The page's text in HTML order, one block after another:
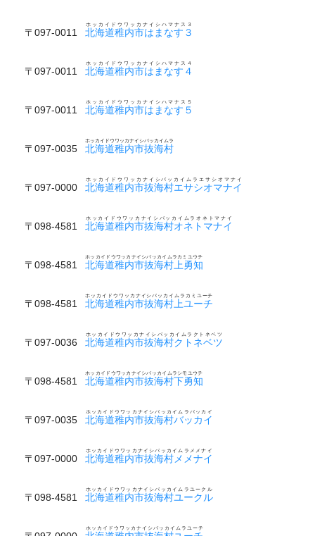
〒097-0011 北海道稚内市はまなす３
ホッカイドウワッカナイシハマナス３
〒097-0011 北海道稚内市はまなす４
ホッカイドウワッカナイシハマナス４
〒097-0011 北海道稚内市はまなす５
ホッカイドウワッカナイシハマナス５
〒097-0035 北海道稚内市抜海村
ホッカイドウワッカナイシバッカイムラ
〒097-0000 北海道稚内市抜海村エサシオマナイ
ホッカイドウワッカナイシバッカイムラエサシオマナイ
〒098-4581 北海道稚内市抜海村オネトマナイ
ホッカイドウワッカナイシバッカイムラオネトマナイ
〒098-4581 北海道稚内市抜海村上勇知
ホッカイドウワッカナイシバッカイムラカミユウチ
〒098-4581 北海道稚内市抜海村上ユーチ
ホッカイドウワッカナイシバッカイムラカミユーチ
〒097-0036 北海道稚内市抜海村クトネベツ
ホッカイドウワッカナイシバッカイムラクトネベツ
〒098-4581 北海道稚内市抜海村下勇知
ホッカイドウワッカナイシバッカイムラシモユウチ
〒097-0035 北海道稚内市抜海村バッカイ
ホッカイドウワッカナイシバッカイムラバッカイ
〒097-0000 北海道稚内市抜海村メメナイ
ホッカイドウワッカナイシバッカイムラメメナイ
〒098-4581 北海道稚内市抜海村ユークル
ホッカイドウワッカナイシバッカイムラユークル
ホッカイドウワッカナイシバッカイムラユーチ